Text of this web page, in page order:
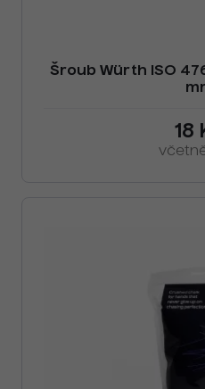
Šroub Würth ISO
18